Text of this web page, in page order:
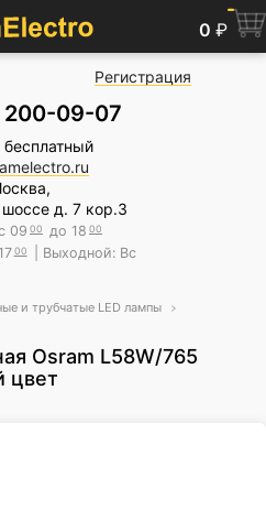
0 ₽
Регистрация
200-09-07
бесплатный
д. 7 кор.3
09 00 до 18 00
00 | Выходной: Вс
и трубчатые LED лампы
Osram L58W/765
цвет